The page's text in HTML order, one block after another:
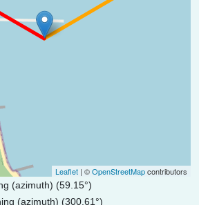
Leaflet | ©OpenStreetMapcontributors
(azimuth) (59.15°)
(azimuth) (300.61°)